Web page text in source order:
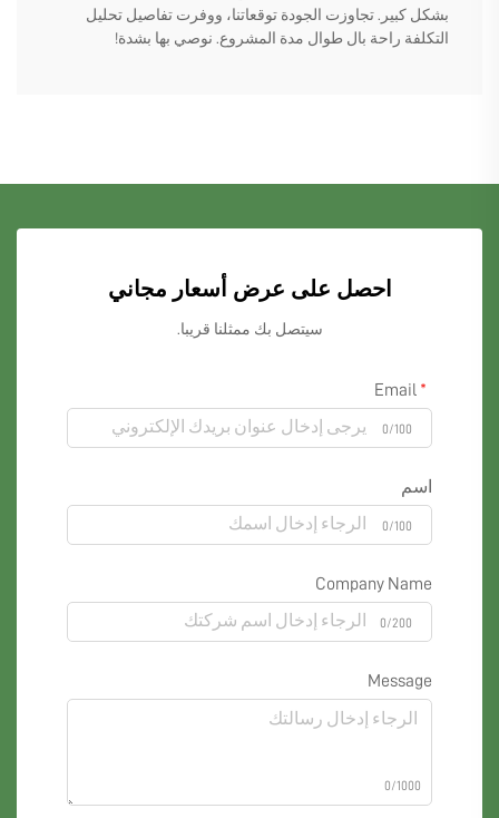
بشكل كبير. تجاوزت الجودة توقعاتنا، ووفرت تفاصيل تحليل
التكلفة راحة بال طوال مدة المشروع. نوصي بها بشدة!
احصل على عرض أسعار مجاني
سيتصل بك ممثلنا قريبا.
0/100
اسم
0/100
Company Name
0/200
Message
0/1000